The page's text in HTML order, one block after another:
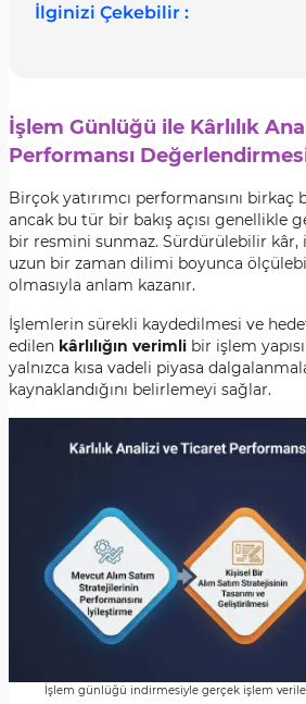
İlginizi Çekebilir :
İşlem Günlüğü ile Kârlılık
Performansı
Birçok yatırımcı performansını birkaç
ancak bu tür bir bakış açısı genellikle
bir resmini sunmaz. Sürdürülebilir kâr,
uzun bir zaman dilimi boyunca
olmasıyla anlam kazanır.
İşlemlerin sürekli kaydedilmesi ve
edilen kârlılığın verimli bir işlem
yalnızca kısa vadeli piyasa
kaynaklandığını belirlemeyi sağlar.
İşlem günlüğü indirmesiyle gerçek işlem